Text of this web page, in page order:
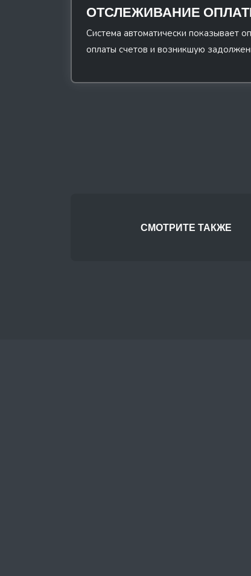
ОТСЛЕЖИВАНИЕ
Система автоматически показывает
оплаты счетов и возникшую
СМОТРИТЕ ТАКЖЕ